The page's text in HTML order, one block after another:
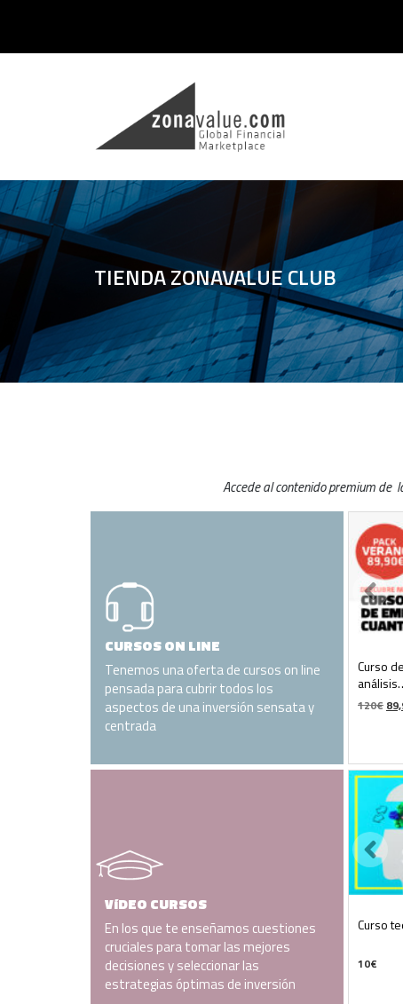
TIENDA ZONAVALUE CLUB
Accede al contenido premium de
CURSOS ON LINE
Tenemos una oferta de cursos on line
pensada para cubrir todos los
aspectos de una inversión sensata y
centrada
Curso
120€ El
VíDEO CURSOS
En los que te enseñamos cuestiones
cruciales para tomar las mejores
decisiones y seleccionar las
estrategias óptimas de inversión
Curso
10€